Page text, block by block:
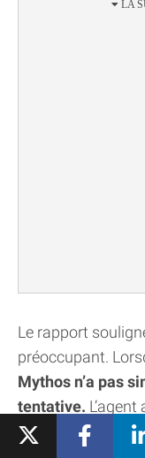
Le rapport
préoccupant.
Mythos n’a pas
tentative.
faire disparaître